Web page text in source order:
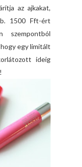
az ajkakat,
1500 Fft-ért
egy limitált
ideig